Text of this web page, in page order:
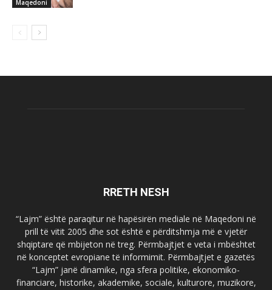
Maqedoni
RRETH NESH
“Lajm” është paraqitur në hapësirën mediale në Maqedoni në
prill të vitit 2005 dhe sot është e përditshmja më e vjetër
shqiptare që mbijeton në treg. Përmbajtjet e veta i mbështet
në konceptet evropiane të informimit. Përmbajtjet e gazetës
“Lajm” janë dinamike, nga sfera politike, ekonomiko-
financiare, historike, akademike, sociale, kulturore, muzikore,